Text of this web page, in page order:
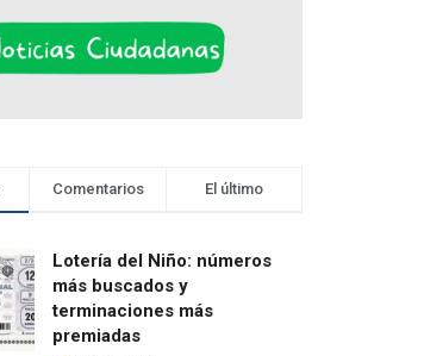
Comentarios El último
Lotería del Niño: números
más buscados y
terminaciones más
premiadas